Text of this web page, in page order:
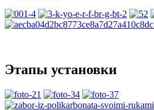
Этапы установки